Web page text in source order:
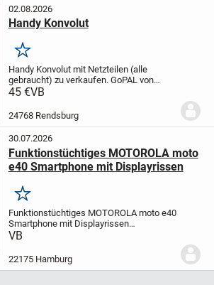
02.08.2026
Handy Konvolut
Merken
Handy Konvolut mit Netzteilen (alle
gebraucht) zu verkaufen. GoPAL von
Medion mit Halterung
45 €VB
24768 Rendsburg
30.07.2026
Funktionstüchtiges MOTOROLA moto
e40 Smartphone mit Displayrissen
Merken
Funktionstüchtiges MOTOROLA moto e40
Smartphone mit Displayrissen
Lieferumfang: Gerät
https://help.motorola.com/hc/1784/11/pdf/help-
moto-e40-11-global-de-de.pdf
bis...
VB
22175 Hamburg